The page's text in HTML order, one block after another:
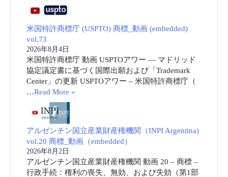
米国特許商標庁 (USPTO) 商標_動画 (embedded)
vol.73
2026年8月4日
米国特許商標庁 動画 USPTOアワー ― マドリッド
協定議定書に基づく国際出願および「Trademark
Center」の更新 USPTOアワー – 米国特許商標庁（
…Read More »
アルゼンチン国立産業財産権機関（INPI Argentina)
vol.20 商標_動画（embedded）
2026年8月2日
アルゼンチン国立産業財産権機関 動画 20 – 商標 –
行政手続：権利の喪失、無効、および失効（第1部